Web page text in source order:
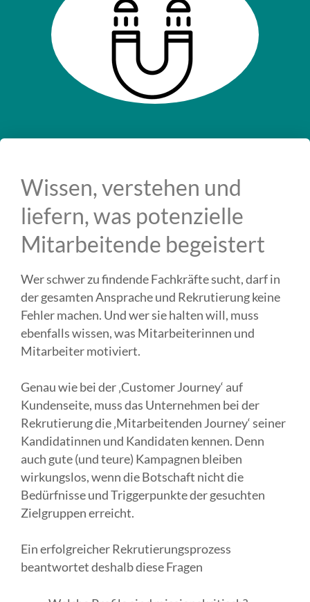
Wissen, verstehen und
liefern, was potenzielle
Mitarbeitende begeistert
Wer schwer zu findende Fachkräfte sucht, darf in
der gesamten Ansprache und Rekrutierung keine
Fehler machen. Und wer sie halten will, muss
ebenfalls wissen, was Mitarbeiterinnen und
Mitarbeiter motiviert.
Genau wie bei der ‚Customer Journey‘ auf
Kundenseite, muss das Unternehmen bei der
Rekrutierung die ‚Mitarbeitenden Journey‘ seiner
Kandidatinnen und Kandidaten kennen. Denn
auch gute (und teure) Kampagnen bleiben
wirkungslos, wenn die Botschaft nicht die
Bedürfnisse und Triggerpunkte der gesuchten
Zielgruppen erreicht.
Ein erfolgreicher Rekrutierungsprozess
beantwortet deshalb diese Fragen